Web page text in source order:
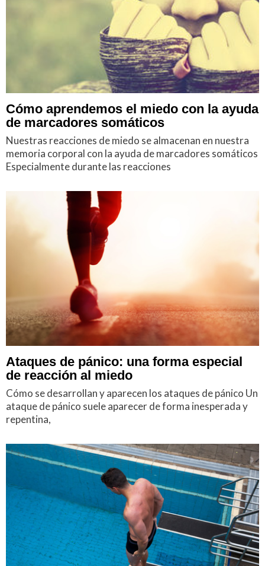
Cómo aprendemos el miedo con la ayuda
de marcadores somáticos
Nuestras reacciones de miedo se almacenan en nuestra
memoria corporal con la ayuda de marcadores somáticos
Especialmente durante las reacciones
Ataques de pánico: una forma especial
de reacción al miedo
Cómo se desarrollan y aparecen los ataques de pánico Un
ataque de pánico suele aparecer de forma inesperada y
repentina,